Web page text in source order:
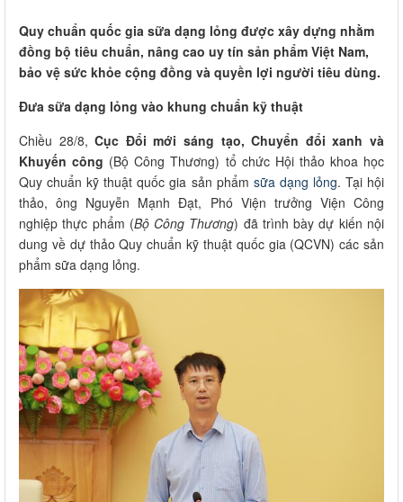
Quy chuẩn quốc gia sữa dạng lỏng được xây dựng nhằm
đồng bộ tiêu chuẩn, nâng cao uy tín sản phẩm Việt Nam,
bảo vệ sức khỏe cộng đồng và quyền lợi người tiêu dùng.
Đưa sữa dạng lỏng vào khung chuẩn kỹ thuật
Chiều 28/8,Cục Đổi mới sáng tạo, Chuyển đổi xanh và
Khuyến công (Bộ Công Thương) tổ chức Hội thảo khoa học
Quy chuẩn kỹ thuật quốc gia sản phẩm sữa dạng lỏng. Tại hội
thảo, ông Nguyễn Mạnh Đạt, Phó Viện trưởng Viện Công
nghiệp thực phẩm (Bộ Công Thương) đã trình bày dự kiến nội
dung về dự thảo Quy chuẩn kỹ thuật quốc gia (QCVN) các sản
phẩm sữa dạng lỏng.